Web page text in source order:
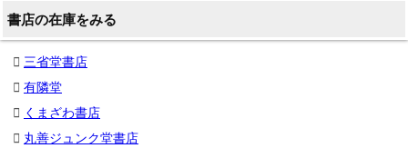
書店の在庫をみる
三省堂書店
有隣堂
くまざわ書店
丸善ジュンク堂書店